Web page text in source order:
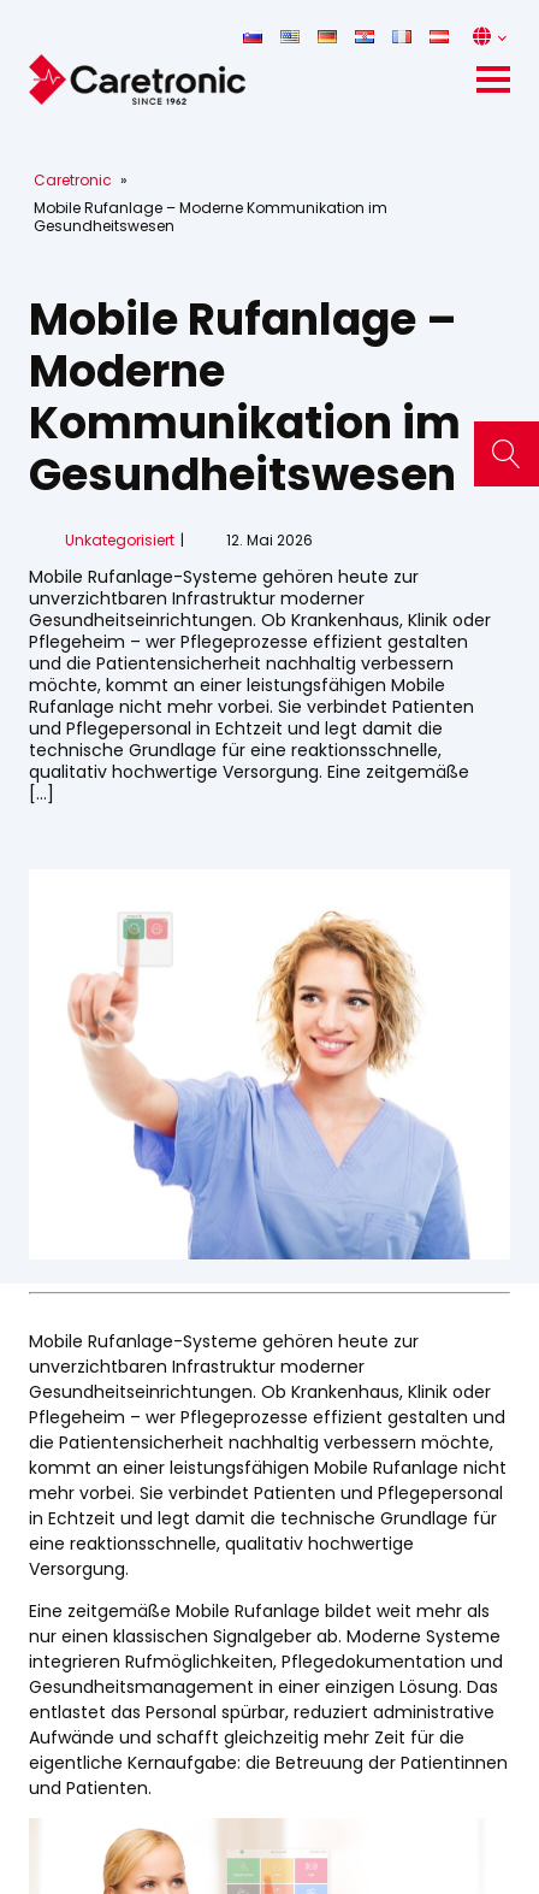
Caretronic »
Mobile Rufanlage – Moderne Kommunikation im
Gesundheitswesen
Mobile Rufanlage –
Moderne
Kommunikation im
Gesundheitswesen
Unkategorisiert 12. Mai 2026
Mobile Rufanlage-Systeme gehören heute zur
unverzichtbaren Infrastruktur moderner
Gesundheitseinrichtungen. Ob Krankenhaus, Klinik oder
Pflegeheim – wer Pflegeprozesse effizient gestalten
und die Patientensicherheit nachhaltig verbessern
möchte, kommt an einer leistungsfähigen Mobile
Rufanlage nicht mehr vorbei. Sie verbindet Patienten
und Pflegepersonal in Echtzeit und legt damit die
technische Grundlage für eine reaktionsschnelle,
qualitativ hochwertige Versorgung. Eine zeitgemäße
[…]
Mobile Rufanlage-Systeme gehören heute zur
unverzichtbaren Infrastruktur moderner
Gesundheitseinrichtungen. Ob Krankenhaus, Klinik oder
Pflegeheim – wer Pflegeprozesse effizient gestalten und
die Patientensicherheit nachhaltig verbessern möchte,
kommt an einer leistungsfähigen Mobile Rufanlage nicht
mehr vorbei. Sie verbindet Patienten und Pflegepersonal
in Echtzeit und legt damit die technische Grundlage für
eine reaktionsschnelle, qualitativ hochwertige
Versorgung.
Eine zeitgemäße Mobile Rufanlage bildet weit mehr als
nur einen klassischen Signalgeber ab. Moderne Systeme
integrieren Rufmöglichkeiten, Pflegedokumentation und
Gesundheitsmanagement in einer einzigen Lösung. Das
entlastet das Personal spürbar, reduziert administrative
Aufwände und schafft gleichzeitig mehr Zeit für die
eigentliche Kernaufgabe: die Betreuung der Patientinnen
und Patienten.